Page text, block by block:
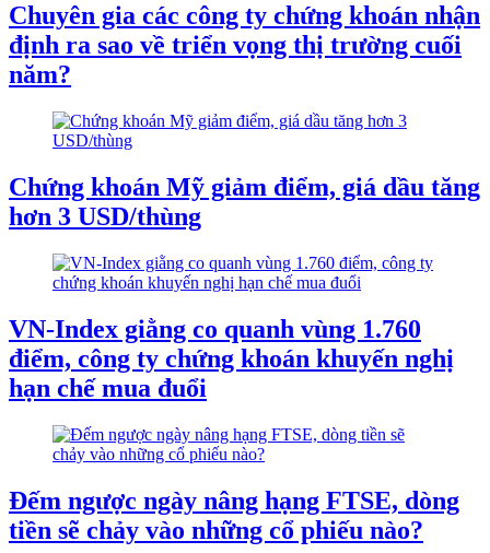
Chuyên gia các công ty chứng khoán nhận
định ra sao về triển vọng thị trường cuối
năm?
Chứng khoán Mỹ giảm điểm, giá dầu tăng
hơn 3 USD/thùng
VN-Index giằng co quanh vùng 1.760
điểm, công ty chứng khoán khuyến nghị
hạn chế mua đuổi
Đếm ngược ngày nâng hạng FTSE, dòng
tiền sẽ chảy vào những cổ phiếu nào?